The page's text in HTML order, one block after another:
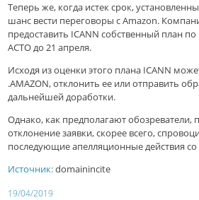
Теперь же, когда истек срок,
шанс вести переговоры с Amazon.
предоставить ICANN собственный план
ACTO до 21 апреля.
Исходя из оценки этого плана ICANN
.AMAZON, отклонить ее или отправить
дальнейшей доработки.
Однако, как предполагают
отклонение заявки, скорее всего,
последующие апелляционные действия со
Источник:domainincite
19/04/2019